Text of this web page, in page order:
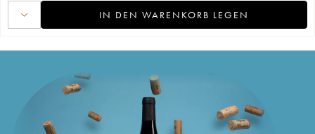
IN DEN WARENKORB LEGEN